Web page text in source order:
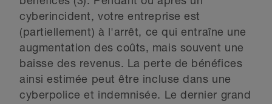
cyberincident, votre entreprise est
(partiellement) à l'arrêt, ce qui entraîne une
augmentation des coûts, mais souvent une
baisse des revenus. La perte de bénéfices
ainsi estimée peut être incluse dans une
cyberpolice et indemnisée. Le dernier grand